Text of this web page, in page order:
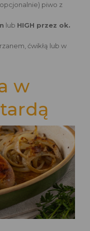
piwo z
lub HIGH przez ok.
ćwikłą lub w
w